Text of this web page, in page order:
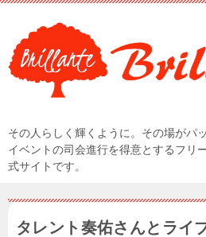
その人らしく輝くように。その場がパ
イベントの司会進行を得意とするフリ
式サイトです。
タレント奏佑さんとライ